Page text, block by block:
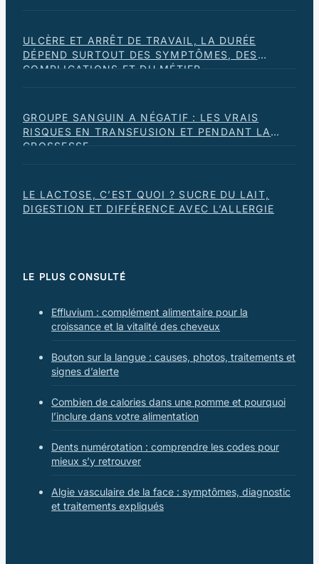
ULCÈRE ET ARRÊT DE TRAVAIL, LA DURÉE
DÉPEND SURTOUT DES SYMPTÔMES, DES
COMPLICATIONS ET DU MÉTIER
GROUPE SANGUIN A NÉGATIF : LES VRAIS
RISQUES EN TRANSFUSION ET PENDANT LA
GROSSESSE
LE LACTOSE, C’EST QUOI ? SUCRE DU LAIT,
DIGESTION ET DIFFÉRENCE AVEC L’ALLERGIE
LE PLUS CONSULTÉ
Effluvium : complément alimentaire pour la
croissance et la vitalité des cheveux
Bouton sur la langue : causes, photos, traitements et
signes d’alerte
Combien de calories dans une pomme et pourquoi
l’inclure dans votre alimentation
Dents numérotation : comprendre les codes pour
mieux s’y retrouver
Algie vasculaire de la face : symptômes, diagnostic
et traitements expliqués